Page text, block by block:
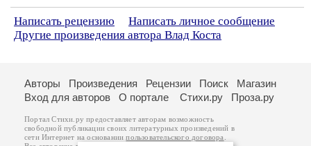
Написать рецензию
Написать личное сообщение
Другие произведения автора Влад Коста
Авторы Произведения Рецензии Поиск
Магазин
Вход для авторов
О портале Стихи.ру Проза.ру
Портал Стихи.ру предоставляет авторам возможность
свободной публикации своих литературных произведений в
сети Интернет на основаниипользовательского договора